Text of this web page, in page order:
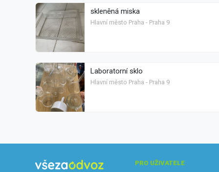
skleněná miska
Hlavní město Praha - Praha 9
Laboratorní sklo
Hlavní město Praha - Praha 9
PRO UŽIVATELE